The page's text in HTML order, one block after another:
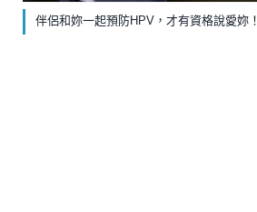
伴侶和妳一起預防HPV，才有資格說愛妳！